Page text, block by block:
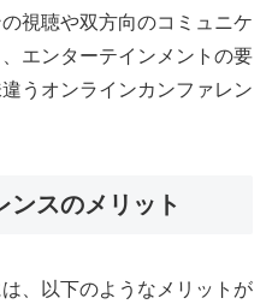
視聴や双方向のコミュニケ
エンターテインメントの要
うオンラインカンファレン
ンスのメリット
、以下のようなメリットが